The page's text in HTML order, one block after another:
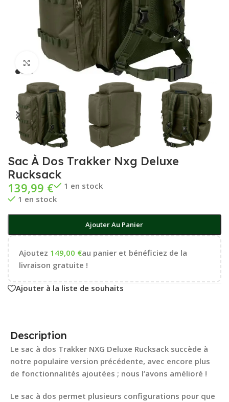
Cliquez pour agrandir
Sac À Dos Trakker Nxg Deluxe
Rucksack
139,99 €
1 en stock
1 en stock
Ajouter Au Panier
Ajoutez 149,00 €au panier et bénéficiez de la
livraison gratuite !
Ajouter à la liste de souhaits
Description
Le sac à dos Trakker NXG Deluxe Rucksack succède à
notre populaire version précédente, avec encore plus
de fonctionnalités ajoutées ; nous l’avons amélioré !
Le sac à dos permet plusieurs configurations pour que